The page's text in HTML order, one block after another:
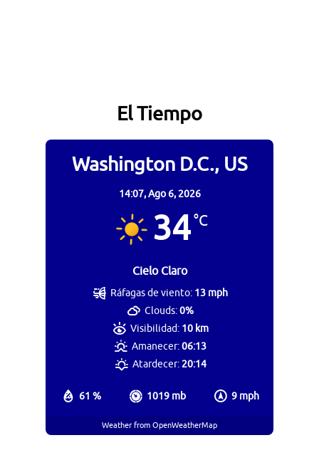
El Tiempo
Washington D.C., US
14:07,Ago 6, 2026
34°C
Cielo Claro
61 % 1019 mb 9 mph
Ráfagas de viento: 13 mph
Clouds:0%
Visibilidad: 10 km
Amanecer:06:13
Atardecer:20:14
Weather from OpenWeatherMap